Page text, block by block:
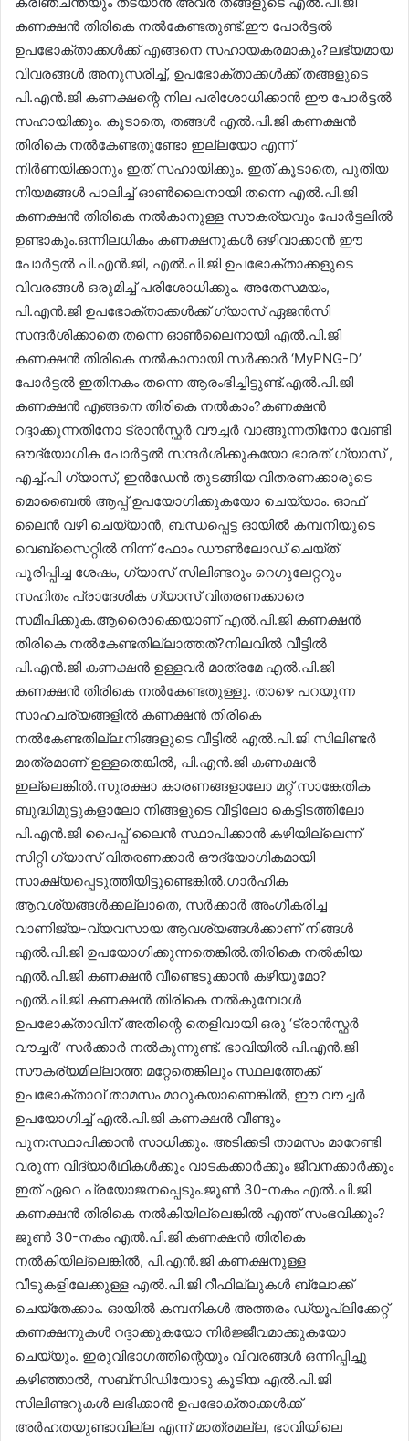
കണക്ഷൻ തിരികെ നൽകേണ്ടതുണ്ട്.ഈ പോർട്ടൽ
ഉപഭോക്താക്കൾക്ക് എങ്ങനെ സഹായകരമാകും?ലഭ്യമായ
വിവരങ്ങൾ അനുസരിച്ച്, ഉപഭോക്താക്കൾക്ക് തങ്ങളുടെ
പി.എൻ.ജി കണക്ഷന്റെ നില പരിശോധിക്കാൻ ഈ പോർട്ടൽ
സഹായിക്കും. കൂടാതെ, തങ്ങൾ എൽ.പി.ജി കണക്ഷൻ
തിരികെ നൽകേണ്ടതുണ്ടോ ഇല്ലയോ എന്ന്
നിർണയിക്കാനും ഇത് സഹായിക്കും. ഇത് കൂടാതെ, പുതിയ
നിയമങ്ങൾ പാലിച്ച് ഓൺലൈനായി തന്നെ എൽ.പി.ജി
കണക്ഷൻ തിരികെ നൽകാനുള്ള സൗകര്യവും പോർട്ടലിൽ
ഉണ്ടാകും.ഒന്നിലധികം കണക്ഷനുകൾ ഒഴിവാക്കാൻ ഈ
പോർട്ടൽ പി.എൻ.ജി, എൽ.പി.ജി ഉപഭോക്താക്കളുടെ
വിവരങ്ങൾ ഒരുമിച്ച് പരിശോധിക്കും. അതേസമയം,
പി.എൻ.ജി ഉപഭോക്താക്കൾക്ക് ഗ്യാസ് ഏജൻസി
സന്ദർശിക്കാതെ തന്നെ ഓൺലൈനായി എൽ.പി.ജി
കണക്ഷൻ തിരികെ നൽകാനായി സർക്കാർ ‘MyPNG-D’
പോർട്ടൽ ഇതിനകം തന്നെ ആരംഭിച്ചിട്ടുണ്ട്.എൽ.പി.ജി
കണക്ഷൻ എങ്ങനെ തിരികെ നൽകാം?കണക്ഷൻ
റദ്ദാക്കുന്നതിനോ ട്രാൻസ്ഫർ വൗച്ചർ വാങ്ങുന്നതിനോ വേണ്ടി
ഔദ്യോഗിക പോർട്ടൽ സന്ദർശിക്കുകയോ ഭാരത് ഗ്യാസ് ,
എച്ച്.പി ഗ്യാസ്, ഇൻഡേൻ തുടങ്ങിയ വിതരണക്കാരുടെ
മൊബൈൽ ആപ്പ് ഉപയോഗിക്കുകയോ ചെയ്യാം. ഓഫ്
ലൈൻ വഴി ചെയ്യാൻ, ബന്ധപ്പെട്ട ഓയിൽ കമ്പനിയുടെ
വെബ്‌സൈറ്റിൽ നിന്ന് ഫോം ഡൗൺലോഡ് ചെയ്ത്
പൂരിപ്പിച്ച ശേഷം, ഗ്യാസ് സിലിണ്ടറും റെഗുലേറ്ററും
സഹിതം പ്രാദേശിക ഗ്യാസ് വിതരണക്കാരെ
സമീപിക്കുക.ആരെൊക്കെയാണ് എൽ.പി.ജി കണക്ഷൻ
തിരികെ നൽകേണ്ടതില്ലാത്തത്?നിലവിൽ വീട്ടിൽ
പി.എൻ.ജി കണക്ഷൻ ഉള്ളവർ മാത്രമേ എൽ.പി.ജി
കണക്ഷൻ തിരികെ നൽകേണ്ടതുള്ളൂ. താഴെ പറയുന്ന
സാഹചര്യങ്ങളിൽ കണക്ഷൻ തിരികെ
നൽകേണ്ടതില്ല:നിങ്ങളുടെ വീട്ടിൽ എൽ.പി.ജി സിലിണ്ടർ
മാത്രമാണ് ഉള്ളതെങ്കിൽ, പി.എൻ.ജി കണക്ഷൻ
ഇല്ലെങ്കിൽ.സുരക്ഷാ കാരണങ്ങളാലോ മറ്റ് സാങ്കേതിക
ബുദ്ധിമുട്ടുകളാലോ നിങ്ങളുടെ വീട്ടിലോ കെട്ടിടത്തിലോ
പി.എൻ.ജി പൈപ്പ് ലൈൻ സ്ഥാപിക്കാൻ കഴിയില്ലെന്ന്
സിറ്റി ഗ്യാസ് വിതരണക്കാർ ഔദ്യോഗികമായി
സാക്ഷ്യപ്പെടുത്തിയിട്ടുണ്ടെങ്കിൽ.ഗാർഹിക
ആവശ്യങ്ങൾക്കല്ലാതെ, സർക്കാർ അംഗീകരിച്ച
വാണിജ്യ-വ്യവസായ ആവശ്യങ്ങൾക്കാണ് നിങ്ങൾ
എൽ.പി.ജി ഉപയോഗിക്കുന്നതെങ്കിൽ.തിരികെ നൽകിയ
എൽ.പി.ജി കണക്ഷൻ വീണ്ടെടുക്കാൻ കഴിയുമോ?
എൽ.പി.ജി കണക്ഷൻ തിരികെ നൽകുമ്പോൾ
ഉപഭോക്താവിന് അതിന്റെ തെളിവായി ഒരു ‘ട്രാൻസ്ഫർ
വൗച്ചർ’ സർക്കാർ നൽകുന്നുണ്ട്. ഭാവിയിൽ പി.എൻ.ജി
സൗകര്യമില്ലാത്ത മറ്റേതെങ്കിലും സ്ഥലത്തേക്ക്
ഉപഭോക്താവ് താമസം മാറുകയാണെങ്കിൽ, ഈ വൗച്ചർ
ഉപയോഗിച്ച് എൽ.പി.ജി കണക്ഷൻ വീണ്ടും
പുനഃസ്ഥാപിക്കാൻ സാധിക്കും. അടിക്കടി താമസം മാറേണ്ടി
വരുന്ന വിദ്യാർഥികൾക്കും വാടകക്കാർക്കും ജീവനക്കാർക്കും
ഇത് ഏറെ പ്രയോജനപ്പെടും.ജൂൺ 30-നകം എൽ.പി.ജി
കണക്ഷൻ തിരികെ നൽകിയില്ലെങ്കിൽ എന്ത് സംഭവിക്കും?
ജൂൺ 30-നകം എൽ.പി.ജി കണക്ഷൻ തിരികെ
നൽകിയില്ലെങ്കിൽ, പി.എൻ.ജി കണക്ഷനുള്ള
വീടുകളിലേക്കുള്ള എൽ.പി.ജി റീഫില്ലുകൾ ബ്ലോക്ക്
ചെയ്തേക്കാം. ഓയിൽ കമ്പനികൾ അത്തരം ഡ്യൂപ്ലിക്കേറ്റ്
കണക്ഷനുകൾ റദ്ദാക്കുകയോ നിർജ്ജീവമാക്കുകയോ
ചെയ്യും. ഇരുവിഭാഗത്തിന്റെയും വിവരങ്ങൾ ഒന്നിപ്പിച്ചു
കഴിഞ്ഞാൽ, സബ്‌സിഡിയോടു കൂടിയ എൽ.പി.ജി
സിലിണ്ടറുകൾ ലഭിക്കാൻ ഉപഭോക്താക്കൾക്ക്
അർഹതയുണ്ടാവില്ല എന്ന് മാത്രമല്ല, ഭാവിയിലെ